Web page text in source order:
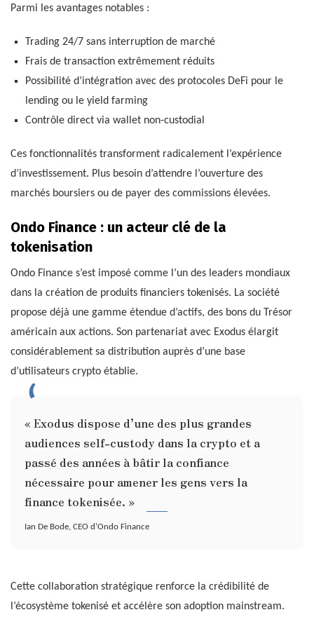
Parmi les avantages notables :
Trading 24/7 sans interruption de marché
Frais de transaction extrêmement réduits
Possibilité d’intégration avec des protocoles DeFi pour le
lending ou le yield farming
Contrôle direct via wallet non-custodial
Ces fonctionnalités transforment radicalement l’expérience
d’investissement. Plus besoin d’attendre l’ouverture des
marchés boursiers ou de payer des commissions élevées.
Ondo Finance : un acteur clé de la
tokenisation
Ondo Finance s’est imposé comme l’un des leaders mondiaux
dans la création de produits financiers tokenisés. La société
propose déjà une gamme étendue d’actifs, des bons du Trésor
américain aux actions. Son partenariat avec Exodus élargit
considérablement sa distribution auprès d’une base
d’utilisateurs crypto établie.
« Exodus dispose d’une des plus grandes
audiences self-custody dans la crypto et a
passé des années à bâtir la confiance
nécessaire pour amener les gens vers la
finance tokenisée. »
Ian De Bode, CEO d’Ondo Finance
Cette collaboration stratégique renforce la crédibilité de
l’écosystème tokenisé et accélère son adoption mainstream.